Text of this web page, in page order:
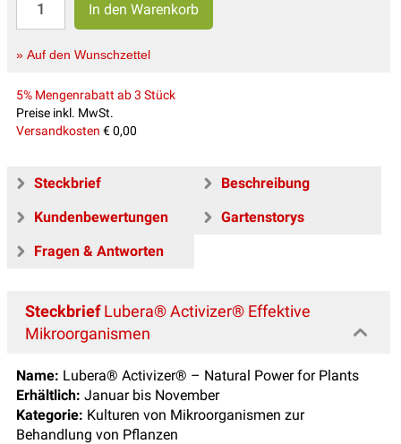
» Auf den Wunschzettel
5% Mengenrabatt ab 3 Stück
Preise inkl. MwSt.
Versandkosten € 0,00
Steckbrief
Beschreibung
Kundenbewertungen
Gartenstorys
Fragen & Antworten
SteckbriefLubera® Activizer® Effektive
Mikroorganismen
Name: Lubera® Activizer® – Natural Power for Plants
Erhältlich: Januar bis November
Kategorie: Kulturen von Mikroorganismen zur
Behandlung von Pflanzen